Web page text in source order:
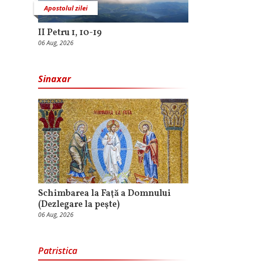
Apostolul zilei
II Petru 1, 10-19
06 Aug, 2026
Sinaxar
Schimbarea la Faţă a Domnului
(Dezlegare la peşte)
06 Aug, 2026
Patristica